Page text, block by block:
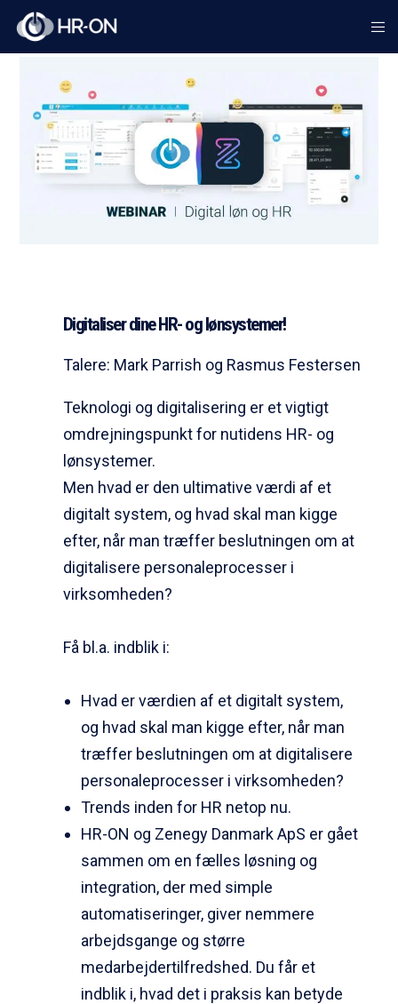
Digitaliser dine HR- og lønsystemer!
Talere: Mark Parrish og Rasmus Festersen
Teknologi og digitalisering er et vigtigt
omdrejningspunkt for nutidens HR- og
lønsystemer.
Men hvad er den ultimative værdi af et
digitalt system, og hvad skal man kigge
efter, når man træffer beslutningen om at
digitalisere personaleprocesser i
virksomheden?
Få bl.a. indblik i:
Hvad er værdien af et digitalt system,
og hvad skal man kigge efter, når man
træffer beslutningen om at digitalisere
personaleprocesser i virksomheden?
Trends inden for HR netop nu.
HR-ON og Zenegy Danmark ApS er gået
sammen om en fælles løsning og
integration, der med simple
automatiseringer, giver nemmere
arbejdsgange og større
medarbejdertilfredshed. Du får et
indblik i, hvad det i praksis kan betyde